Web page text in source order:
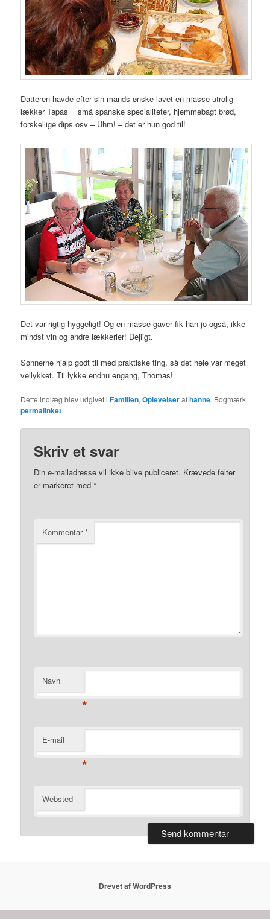
Datteren havde efter sin mands ønske lavet en masse utrolig
lækker Tapas = små spanske specialiteter, hjemmebagt brød,
forskellige dips osv – Uhm! – det er hun god til!
Det var rigtig hyggeligt! Og en masse gaver fik han jo også, ikke
mindst vin og andre lækkerier! Dejligt.
Sønnerne hjalp godt til med praktiske ting, så det hele var meget
vellykket. Til lykke endnu engang, Thomas!
Dette indlæg blev udgivet iFamilien,Oplevelserafhanne. Bogmærk
permalinket.
Skriv et svar
Din e-mailadresse vil ikke blive publiceret. Krævede felter
er markeret med*
Kommentar*
Navn
*
E-mail
*
Websted
Drevet af WordPress